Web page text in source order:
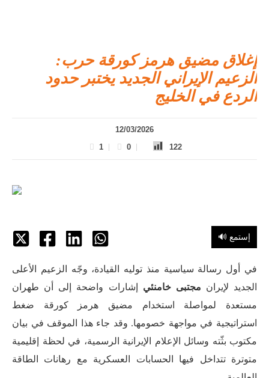
إغلاق مضيق هرمز كورقة حرب:
الزعيم الإيراني الجديد يختبر حدود
الردع في الخليج
12/03/2026
1
0 122
🔊 إستمع
في أول رسالة سياسية منذ توليه القيادة، وجّه الزعيم الأعلى
الجديد لإيران مجتبى خامنئي إشارات واضحة إلى أن طهران
مستعدة لمواصلة استخدام مضيق هرمز كورقة ضغط
استراتيجية في مواجهة خصومها. وقد جاء هذا الموقف في بيان
مكتوب بثّته وسائل الإعلام الإيرانية الرسمية، في لحظة إقليمية
متوترة تتداخل فيها الحسابات العسكرية مع رهانات الطاقة